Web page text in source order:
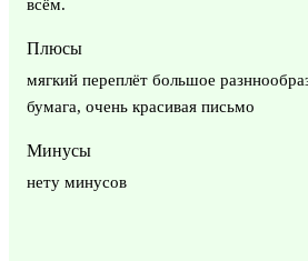
всём.
Плюсы
мягкий переплёт большое
бумага, очень красивая письмо
Минусы
нету минусов